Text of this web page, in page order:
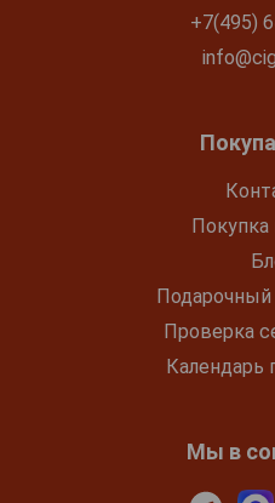
+7(495)
Покупка
Подарочный
Проверка
Календарь
Мы в